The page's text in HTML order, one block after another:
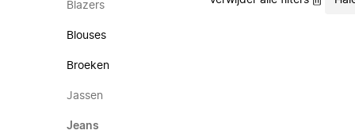
Blazers
Blouses
Broeken
Jassen
Jeans